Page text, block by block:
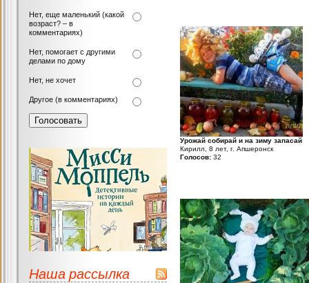
Урожай собирай и на зиму запасай
Кирилл, 8 лет, г. Апшеронск
Голосов: 32
Нет, еще маленький (какой
возраст? – в
комментариях)
Нет, помогает с другими
делами по дому
Нет, не хочет
Другое (в комментариях)
Наша рассылка